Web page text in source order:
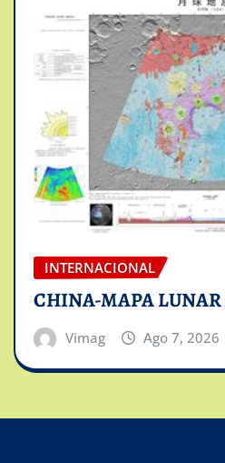
INTERNACIONAL
CHINA-MAPA
Vimag Ago 7, 2026